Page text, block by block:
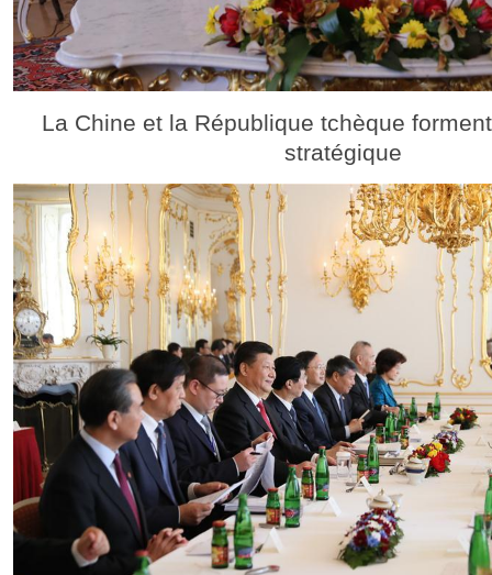
La Chine et la République tchèque
stratégique